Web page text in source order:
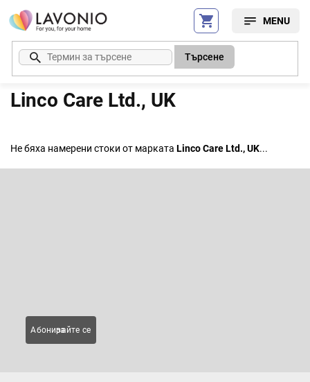
Преминаване
към
съдържанието
Търсене
Linco Care Ltd., UK
Не бяха намерени стоки от марката Linco Care Ltd., UK...
Абонирайте се за